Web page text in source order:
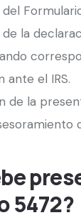
la
ante el IRS.
de la
5472?